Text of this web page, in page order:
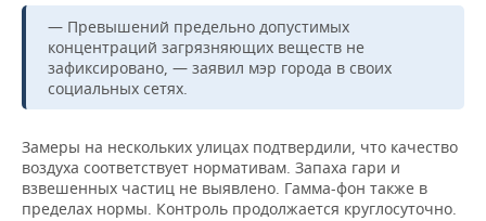
КИБЕРСПОРТ
ФИГУРНОЕ КАТАНИЕ
ХОККЕЙ С МЯЧОМ
КУЛЬТУРА
МЕДИЦИНА
ПРОИСШЕСТВИЯ
СПИСОК КОМПАНИЙ
— Превышений предельно допустимых
концентраций загрязняющих веществ не
зафиксировано, — заявил мэр города в своих
социальных сетях.
Замеры на нескольких улицах подтвердили, что качество
воздуха соответствует нормативам. Запаха гари и
взвешенных частиц не выявлено. Гамма-фон также в
пределах нормы. Контроль продолжается круглосуточно.